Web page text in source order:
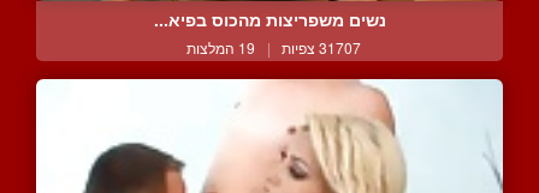
נשים משפריצות מהכוס בפיא...
31707 צפיות | 19 המלצות